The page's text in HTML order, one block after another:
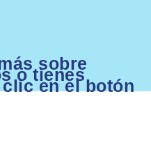
sobre
o tienes
en el botón